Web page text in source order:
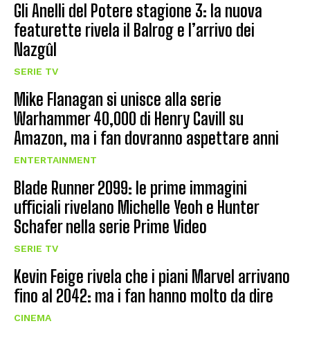
Gli Anelli del Potere stagione 3: la nuova
featurette rivela il Balrog e l’arrivo dei
Nazgûl
SERIE TV
Mike Flanagan si unisce alla serie
Warhammer 40,000 di Henry Cavill su
Amazon, ma i fan dovranno aspettare anni
ENTERTAINMENT
Blade Runner 2099: le prime immagini
ufficiali rivelano Michelle Yeoh e Hunter
Schafer nella serie Prime Video
SERIE TV
Kevin Feige rivela che i piani Marvel arrivano
fino al 2042: ma i fan hanno molto da dire
CINEMA